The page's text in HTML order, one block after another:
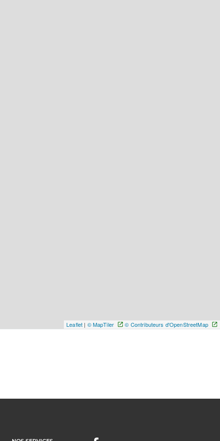
Leaflet | © MapTiler © Contributeurs d'OpenStreetMap